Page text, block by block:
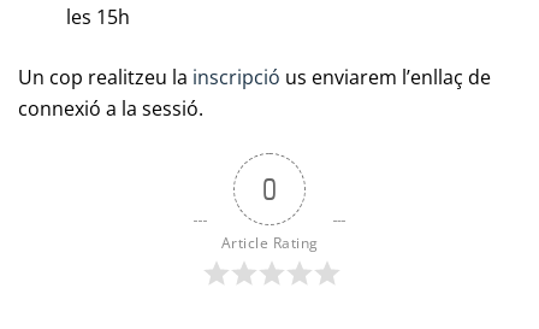
les 15h
Un cop realitzeu la inscripció us enviarem l’enllaç de
connexió a la sessió.
0
Article Rating